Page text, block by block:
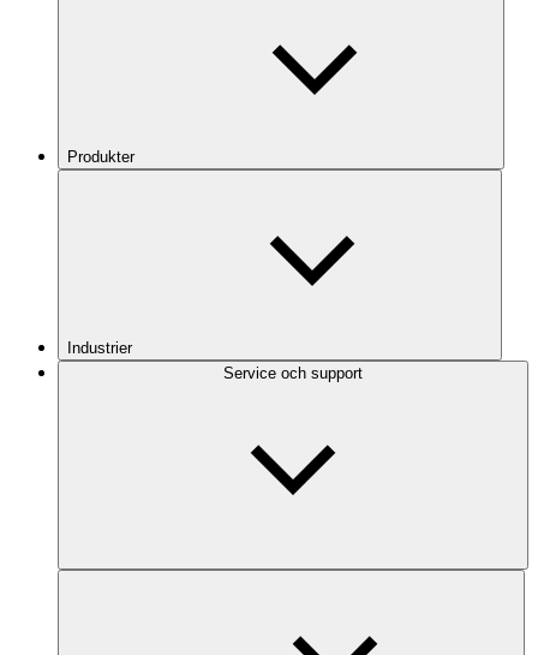
Produkter
Industrier
Service och support